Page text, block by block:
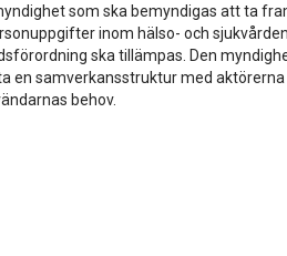
som ska bemyndigas att ta
inom hälso- och
ska tillämpas. Den
en samverkansstruktur med aktörerna
behov.